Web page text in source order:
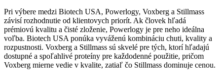
Pri výbere medzi Biotech USA, Powerlogy, Voxberg a Stillmass
závisí rozhodnutie od klientovych priorít. Ak človek hľadá
prémiovú kvalitu a čisté zloženie, Powerlogy je pre neho ideálna
voľba. Biotech USA ponúka vyváženú kombináciu chuti, kvality a
rozpustnosti. Voxberg a Stillmass sú skvelé pre tých, ktorí hľadajú
dostupné a spoľahlivé proteíny pre každodenné použitie, pričom
Voxberg mierne vedie v kvalite, zatiaľ čo Stillmass dominuje cenou.